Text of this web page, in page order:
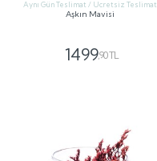
Aynı Gün Teslimat / Ücretsiz Teslimat
Aşkın Mavisi
1499,90 TL